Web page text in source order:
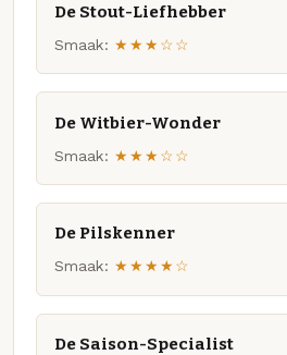
De Stout-Liefhebber
Smaak: ★★★☆☆
De Witbier-Wonder
Smaak: ★★★☆☆
De Pilskenner
Smaak: ★★★★☆
De Saison-Specialist